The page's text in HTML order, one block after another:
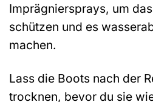
Imprägniersprays, um
schützen und es
machen.
Lass die Boots nach der
trocknen, bevor du sie